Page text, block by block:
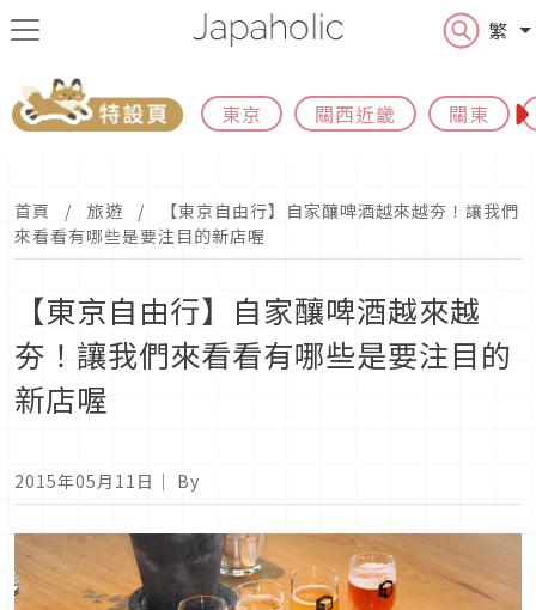
繁
東京 關西近畿 關東
首頁 旅遊
【東京自由行】自家釀啤酒越來越夯！讓我們
來看看有哪些是要注目的新店喔
【東京自由行】自家釀啤酒越來越
夯！讓我們來看看有哪些是要注目的
新店喔
2015年05月11日 ｜ By